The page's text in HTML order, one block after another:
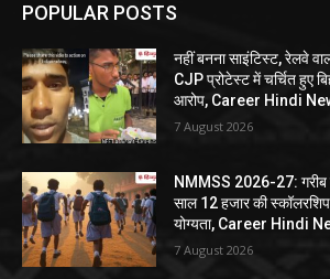
POPULAR POSTS
नहीं बनना साइंटिस्ट, रेलवे
CJP प्रोटेस्ट में चर्चित हुए
आरोप, Career Hindi
7 August 2026
NMMSS 2026-27: गरीब
साल 12 हजार की
योग्यता, Career Hindi
7 August 2026